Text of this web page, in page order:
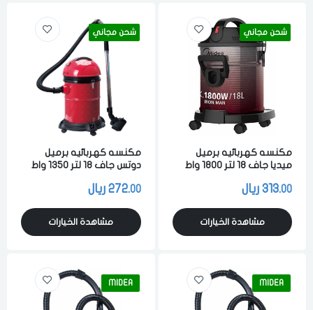
شحن مجاني
مكنسه كهربائيه برميل
ميديا جاف 18 لتر 1800 واط
313.00 ريال
مشاهدة الخيارات
شحن مجاني
مكنسه كهربائيه برميل
دوتس جاف 18 لتر 1350 واط
اسود272.00 ريال
مشاهدة الخيارات
MIDEA
MIDEA